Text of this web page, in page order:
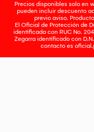
Precios disponibles solo en
pueden incluir descuento
previo aviso.
El Oficial de Protección de
identificada con RUC No.
Zegarra identificado con
contacto es